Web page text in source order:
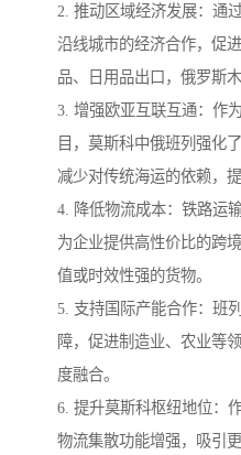
2. 推动区域经济发展：通
沿线城市的经济合作，促
品、日用品出口，俄罗斯
3. 增强欧亚互联互通：作
目，莫斯科中俄班列强化
减少对传统海运的依赖，
4. 降低物流成本：铁路运
为企业提供高性价比的跨
值或时效性强的货物。
5. 支持国际产能合作：班
障，促进制造业、农业等
度融合。
6. 提升莫斯科枢纽地位：
物流集散功能增强，吸引